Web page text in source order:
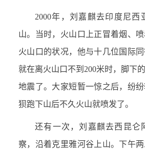
2000年，刘嘉麒去印度尼西
山。当时，火山口上正冒着烟、
火山口的状况，他与十几位国际同
就在离火山口不到200米时，脚下
地震了。大家短暂一惊之后，纷
狈跑下山后不久火山就喷发了。
还有一次，刘嘉麒去西昆仑
察，沿着克里雅河谷上山。下午两